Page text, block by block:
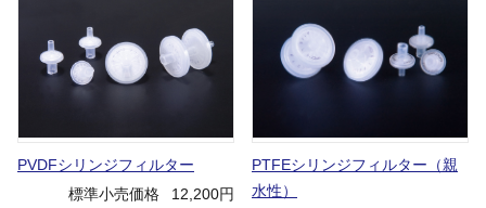
PVDFシリンジフィルター
標準小売価格
12,200円
PTFEシリンジフィルター（親
水性）